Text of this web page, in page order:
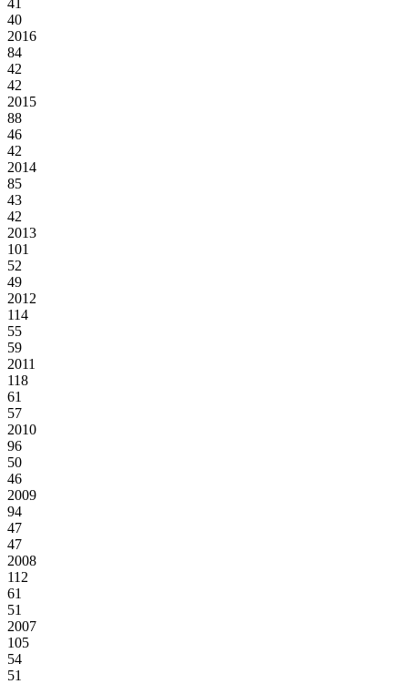
40
2016
84
42
42
2015
88
46
42
2014
85
43
42
2013
101
52
49
2012
114
55
59
2011
118
61
57
2010
96
50
46
2009
94
47
47
2008
112
61
51
2007
105
54
51